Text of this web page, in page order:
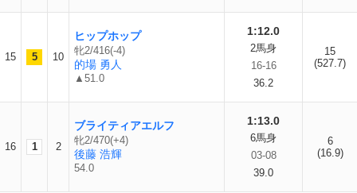
15 5 10
ヒップホップ
牝2/416(-4)
的場 勇人
▲51.0
1:12.0
2馬身
16-16
36.2
15
(527.7)
16 1 2
ブライティアエルフ
牝2/470(+4)
後藤 浩輝
54.0
1:13.0
6馬身
03-08
39.0
6
(16.9)